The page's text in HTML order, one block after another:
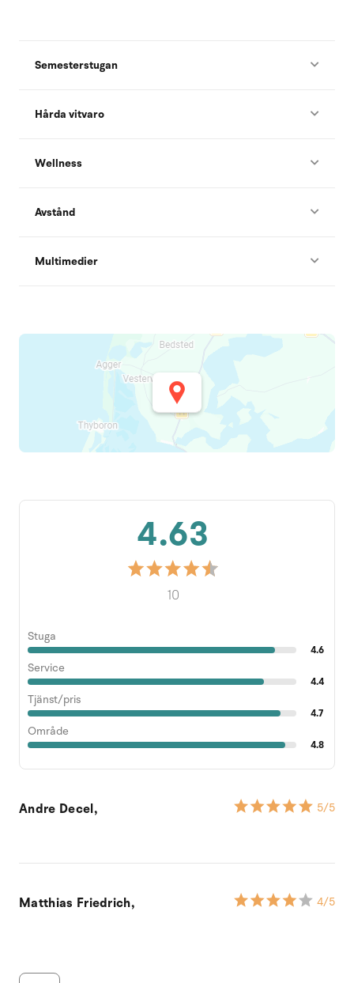
Semesterstugan
Hårda vitvaro
Wellness
Avstånd
Multimedier
4.63
10
Stuga
4.6
Service
4.4
Tjänst/pris
4.7
Område
4.8
Andre Decel, 5/5
Matthias Friedrich, 4/5